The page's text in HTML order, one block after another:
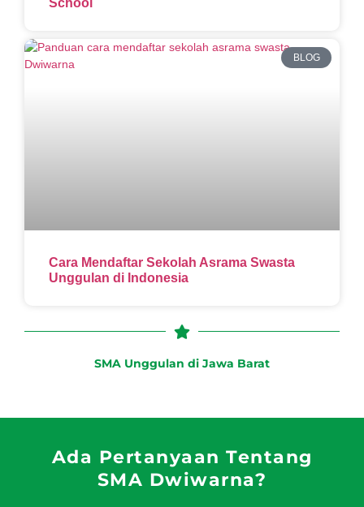
BLOG
Cara Mendaftar Sekolah Asrama Swasta
Unggulan di Indonesia
SMA Unggulan di Jawa Barat
Ada Pertanyaan Tentang
SMA Dwiwarna?